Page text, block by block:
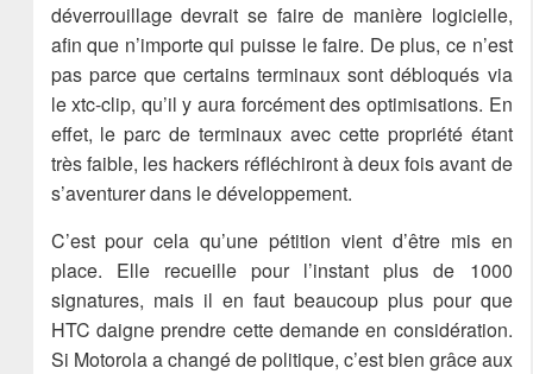
déverrouillage devrait se faire de manière logicielle,
afin que n’importe qui puisse le faire. De plus, ce n’est
pas parce que certains terminaux sont débloqués via
le xtc-clip, qu’il y aura forcément des optimisations. En
effet, le parc de terminaux avec cette propriété étant
très faible, les hackers réfléchiront à deux fois avant de
s’aventurer dans le développement.
C’est pour cela qu’une pétition vient d’être mis en
place. Elle recueille pour l’instant plus de 1000
signatures, mais il en faut beaucoup plus pour que
HTC daigne prendre cette demande en considération.
Si Motorola a changé de politique, c’est bien grâce aux